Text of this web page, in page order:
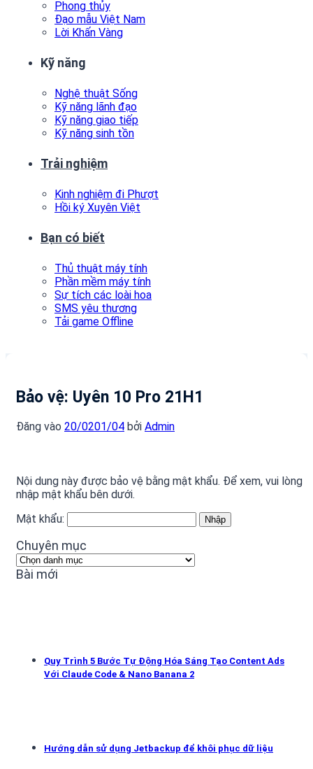
Phong thủy
Đạo mẫu Việt Nam
Lời Khấn Vàng
Kỹ năng
Nghệ thuật Sống
Kỹ năng lãnh đạo
Kỹ năng giao tiếp
Kỹ năng sinh tồn
Trải nghiệm
Kinh nghiệm đi Phượt
Hồi ký Xuyên Việt
Bạn có biết
Thủ thuật máy tính
Phần mềm máy tính
Sự tích các loài hoa
SMS yêu thương
Tải game Offline
Bảo vệ: Uyên 10 Pro 21H1
Đăng vào 20/0201/04 bởi Admin
Nội dung này được bảo vệ bằng mật khẩu. Để xem, vui lòng
nhập mật khẩu bên dưới.
Mật khẩu:
Chuyên mục
Chuyên
mục
Bài mới
Quy Trình 5 Bước Tự Động Hóa Sáng Tạo Content Ads
Với Claude Code & Nano Banana 2
Hướng dẫn sử dụng Jetbackup để khôi phục dữ liệu